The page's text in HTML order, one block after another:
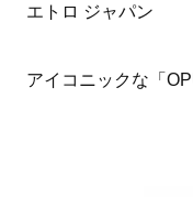
ス学」
エトロ ジャパン
アイコニックな「